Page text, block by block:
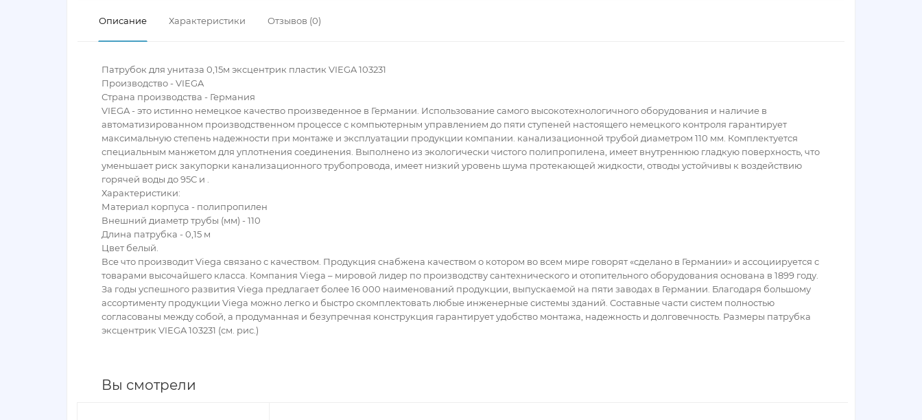
Описание Характеристики Отзывов (0)
Патрубок для унитаза 0,15м эксцентрик пластик VIEGA 103231
Производство - VIEGA
Страна производства - Германия
VIEGA - это истинно немецкое качество произведенное в Германии. Использование самого высокотехнологичного оборудования и наличие в
автоматизированном производственном процессе с компьютерным управлением до пяти ступеней настоящего немецкого контроля гарантирует
максимальную степень надежности при монтаже и эксплуатации продукции компании. канализационной трубой диаметром 110 мм. Комплектуется
специальным манжетом для уплотнения соединения. Выполнено из экологически чистого полипропилена, имеет внутреннюю гладкую поверхность, что
уменьшает риск закупорки канализационного трубопровода, имеет низкий уровень шума протекающей жидкости, отводы устойчивы к воздействию
горячей воды до 95С и .
Характеристики:
Материал корпуса - полипропилен
Внешний диаметр трубы (мм) - 110
Длина патрубка - 0,15 м
Цвет белый.
Все что производит Viega связано с качеством. Продукция снабжена качеством о котором во всем мире говорят «сделано в Германии» и ассоциируется с
товарами высочайшего класса. Компания Viega – мировой лидер по производству сантехнического и отопительного оборудования основана в 1899 году.
За годы успешного развития Viega предлагает более 16 000 наименований продукции, выпускаемой на пяти заводах в Германии. Благодаря большому
ассортименту продукции Viega можно легко и быстро скомплектовать любые инженерные системы зданий. Составные части систем полностью
согласованы между собой, а продуманная и безупречная конструкция гарантирует удобство монтажа, надежность и долговечность. Размеры патрубка
эксцентрик VIEGA 103231 (см. рис.)
Вы смотрели